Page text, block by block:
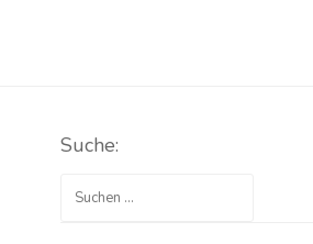
Suche:
Suchen